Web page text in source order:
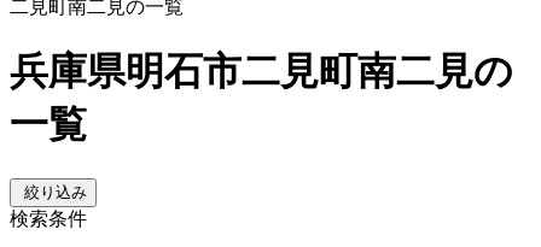
二見町南二見の一覧
兵庫県明石市二見町南二見の
一覧
絞り込み
検索条件